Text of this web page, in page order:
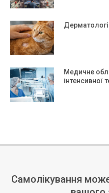
Медичне
інтенсивної
Самолікування